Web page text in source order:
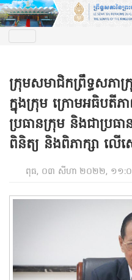
ក្រុមសមាជិកព្រឹទ្ធសភាក្
ក្នុងក្រុម ក្រោមអធិបតី
ប្រធានក្រុម និងជាប្រធ
ពិនិត្យ និងពិភាក្សា លើ
ពុធ, ០៣ សីហា ២០២២, ១១:០